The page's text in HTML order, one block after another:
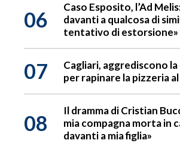
06
Caso Esposito, l’Ad
davanti a qualcosa di
tentativo di estorsione»
07
Cagliari, aggrediscono
per rapinare la pizzeria
08
Il dramma di Cristian
mia compagna morta in
davanti a mia figlia»